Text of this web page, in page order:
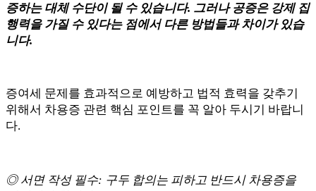
증하는 대체 수단이 될 수 있습니다. 그러나 공증은 강제 집
행력을 가질 수 있다는 점에서 다른 방법들과 차이가 있습
니다.
증여세 문제를 효과적으로 예방하고 법적 효력을 갖추기
위해서 차용증 관련 핵심 포인트를 꼭 알아 두시기 바랍니
다.
◎ 서면 작성 필수: 구두 합의는 피하고 반드시 차용증을